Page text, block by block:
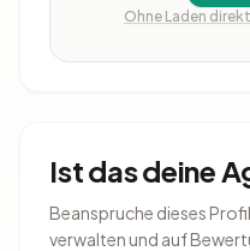
Ohne Laden
Ist das deine
Beanspruche dieses
verwalten und auf